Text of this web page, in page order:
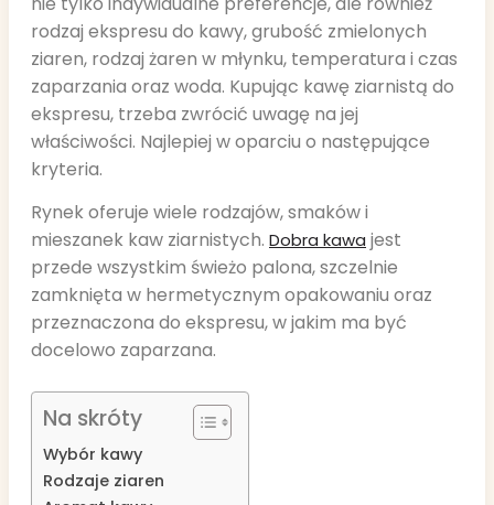
rodzaj ekspresu do kawy, grubość zmielonych
ziaren, rodzaj żaren w młynku, temperatura i czas
zaparzania oraz woda. Kupując kawę ziarnistą do
ekspresu, trzeba zwrócić uwagę na jej
właściwości. Najlepiej w oparciu o następujące
kryteria.
Rynek oferuje wiele rodzajów, smaków i
mieszanek kaw ziarnistych. Dobra kawa jest
przede wszystkim świeżo palona, szczelnie
zamknięta w hermetycznym opakowaniu oraz
przeznaczona do ekspresu, w jakim ma być
docelowo zaparzana.
Na skróty
Wybór kawy
Rodzaje ziaren